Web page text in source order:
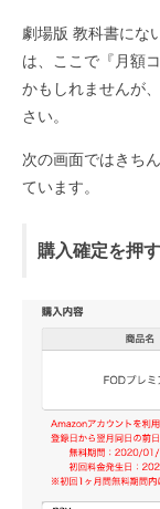
劇場版 教科書にな
は、ここで『月額
かもしれませんが
さい。
次の画面ではきち
ています。
購入確定を押す